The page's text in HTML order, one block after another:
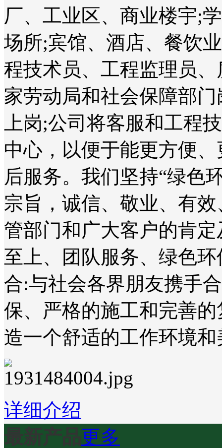
厂、工业区、商业楼宇;
场所;宾馆、酒店、餐饮
程技术员、工程监理员
家劳动局和社会保障部
上岗;公司将客服和工程
中心，以便于能更方便
后服务。我们坚持“绿色
宗旨，诚信、敬业、有
管部门和广大客户的肯
至上、团队服务、绿色
合:与社会各界朋友携手
保、严格的施工和完善
造一个舒适的工作环境
详细介绍
最新产品更多